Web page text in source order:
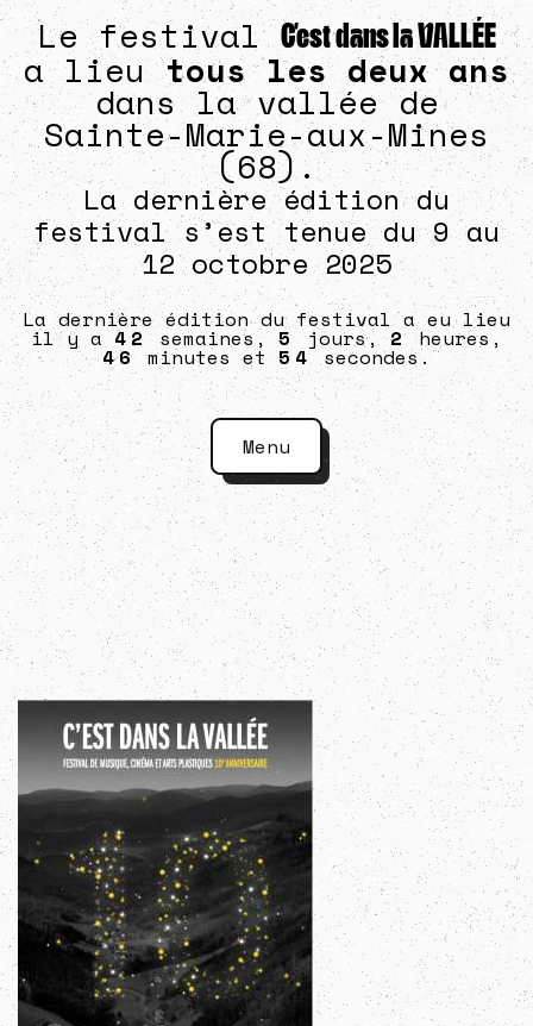
Le festivalC’est dans la VALLÉE
a lieutous les deux ans
dans la vallée de
Sainte-Marie-aux-Mines
(68).
La dernière édition du
festival s’est tenue du 9 au
12 octobre 2025
La dernière édition du festival a eu lieu
il y a 42 semaines, 5jours,2 heures,
46 minutes et 54secondes.
Menu